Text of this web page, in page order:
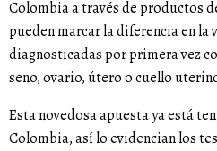
Colombia a través de productos
pueden marcar la diferencia en la
diagnosticadas por primera vez
seno, ovario, útero o cuello
Esta novedosa apuesta ya está
Colombia, así lo evidencian los